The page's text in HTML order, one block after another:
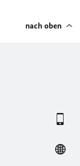
nach oben